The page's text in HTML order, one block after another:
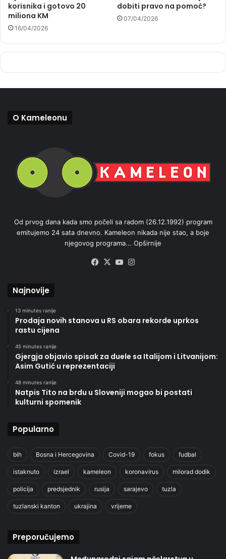
korisnika i gotovo 20
miliona KM
16/04/2026
dobiti pravo na pomoć?
07/04/2026
O Kameleonu
Od prvog dana kada smo počeli sa radom (26.12.1992) program
emitujemo 24 sata dnevno. Kameleon nikada nije stao, a boje
njegovog programa... Opširnije
Facebook
X YouTube
Najnovije
13 minutes ranije
Prodaja novih stanova u RS obara rekorde uprkos
rastu cijena
45 minutes ranije
Gjergja objavio spisak za duele sa Italijom i Litvanijom:
Asim Gutić u reprezentaciji
48 minutes ranije
Natpis Tito na brdu u Sloveniji mogao bi postati
kulturni spomenik
Popularno
bih Bosna i Hercegovina Covid-19 fokus fudbal
istaknuto izrael kameleon koronavirus milorad dodik
policija predsjednik rusija sarajevo tuzla
tuzlanski kanton ukrajina vrijeme
Preporučujemo